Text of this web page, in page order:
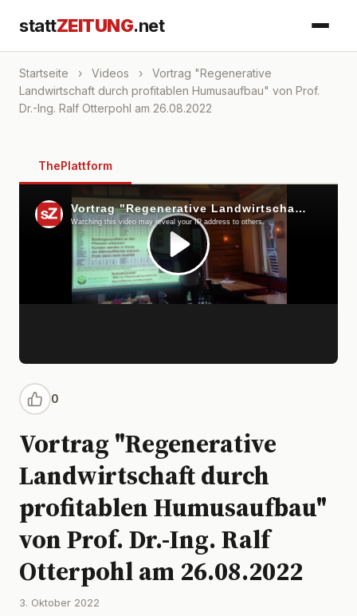
stattZEITUNG.net
Startseite › Videos ›
Vortrag "Regenerative
Landwirtschaft durch profitablen Humusaufbau" von Prof.
Dr.-Ing. Ralf Otterpohl am 26.08.2022
ThePlattform
0
Vortrag "Regenerative
Landwirtschaft durch
profitablen Humusaufbau"
von Prof. Dr.-Ing. Ralf
Otterpohl am 26.08.2022
3. Oktober 2022